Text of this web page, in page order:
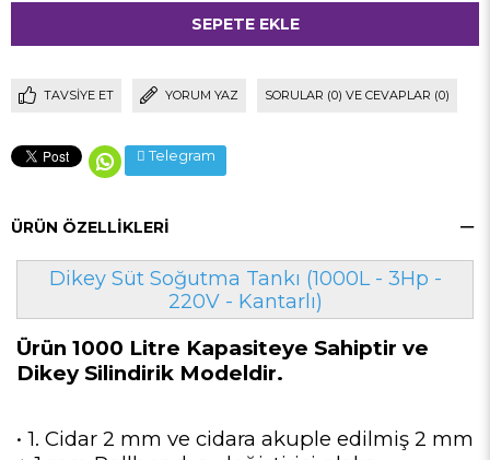
TAVSIYE ET YORUM YAZ SORULAR (0) VE CEVAPLAR (0)
Telegram
ÜRÜN ÖZELLIKLERI
Dikey Süt Soğutma Tankı (1000L - 3Hp -
220V - Kantarlı)
Ürün 1000 Litre Kapasiteye Sahiptir ve
Dikey Silindirik Modeldir.
• 1. Cidar 2 mm ve cidara akuple edilmiş 2 mm